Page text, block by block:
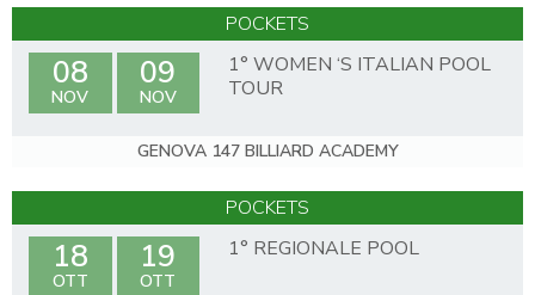
POCKETS
08
NOV
09
NOV
1° WOMEN ‘S ITALIAN POOL
TOUR
GENOVA 147 BILLIARD ACADEMY
POCKETS
18
OTT
19
OTT
1° REGIONALE POOL